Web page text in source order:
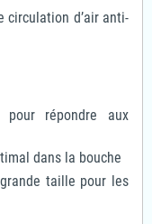
circulation d’air anti-
pour répondre aux
dans la bouche
taille pour les